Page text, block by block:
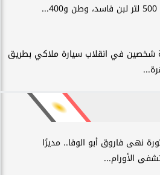
شخصين في انقلاب سيارة ملاكي بطريق
نهى فاروق أبو الوفا.. مديرًا
الأورام...